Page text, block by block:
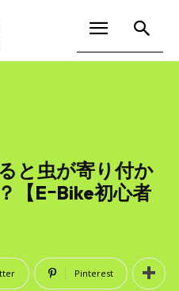
と虫が寄り付か
【EｰBike初心者
Pinterest